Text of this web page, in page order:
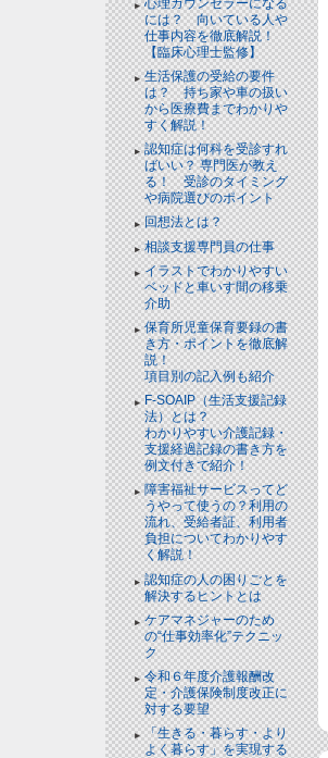
心理カウンセラーになる
には？ 向いている人や
仕事内容を徹底解説！
【臨床心理士監修】
生活保護の受給の要件
は？ 持ち家や車の扱い
から医療費までわかりや
すく解説！
認知症は何科を受診すれ
ばいい？ 専門医が教え
る！ 受診のタイミング
や病院選びのポイント
回想法とは？
相談支援専門員の仕事
イラストでわかりやすい
ベッドと⾞いす間の移乗
介助
保育所児童保育要録の書
き方・ポイントを徹底解
説！
項目別の記入例も紹介
F-SOAIP（生活支援記録
法）とは？
わかりやすい介護記録・
支援経過記録の書き方を
例文付きで紹介！
障害福祉サービスってど
うやって使うの？利用の
流れ、受給者証、利用者
負担についてわかりやす
く解説！
認知症の人の困りごとを
解決するヒントとは
ケアマネジャーのため
の“仕事効率化”テクニッ
ク
令和６年度介護報酬改
定・介護保険制度改正に
対する要望
「生きる・暮らす・より
よく暮らす」を実現する